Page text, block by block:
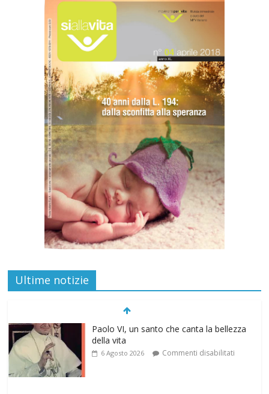
Ultime notizie
“Pace nel grembo è pace nel mondo”: a
Lecce il 46° Convegno Nazionale del
Movimento per la Vita